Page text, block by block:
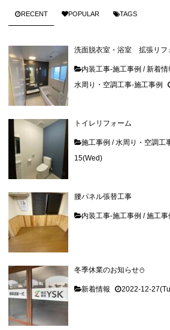
RECENT POPULAR TAGS
洗面脱衣室・浴室 拡張リフ
内装工事-施工事例 /新着情
水周り・空調工事-施工事例
トイレリフォーム
施工事例 /水周り・空調工
15(Wed)
腰パネル張替工事
内装工事-施工事例 /施工事
冬季休業のお知らせ⛄
新着情報 2022-12-